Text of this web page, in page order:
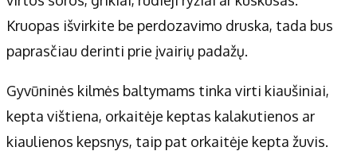
Kruopas išvirkite be perdozavimo druska, tada bus
paprasčiau derinti prie įvairių padažų.
Gyvūninės kilmės baltymams tinka virti kiaušiniai,
kepta vištiena, orkaitėje keptas kalakutienos ar
kiaulienos kepsnys, taip pat orkaitėje kepta žuvis.